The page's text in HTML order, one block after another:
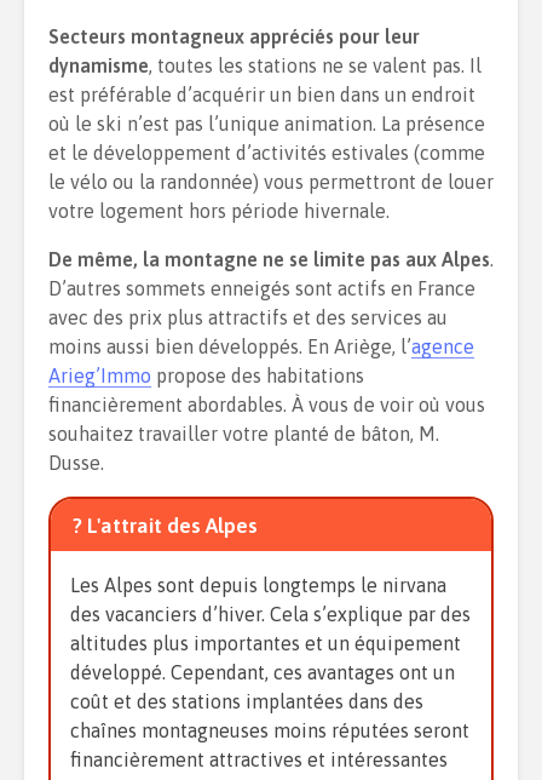
Secteurs montagneux appréciés pour leur
dynamisme, toutes les stations ne se valent pas. Il
est préférable d’acquérir un bien dans un endroit
où le ski n’est pas l’unique animation. La présence
et le développement d’activités estivales (comme
le vélo ou la randonnée) vous permettront de louer
votre logement hors période hivernale.
De même, la montagne ne se limite pas aux Alpes.
D’autres sommets enneigés sont actifs en France
avec des prix plus attractifs et des services au
moins aussi bien développés. En Ariège, l’agence
Arieg’Immo propose des habitations
financièrement abordables. À vous de voir où vous
souhaitez travailler votre planté de bâton, M.
Dusse.
? L'attrait des Alpes
Les Alpes sont depuis longtemps le nirvana
des vacanciers d’hiver. Cela s’explique par des
altitudes plus importantes et un équipement
développé. Cependant, ces avantages ont un
coût et des stations implantées dans des
chaînes montagneuses moins réputées seront
financièrement attractives et intéressantes